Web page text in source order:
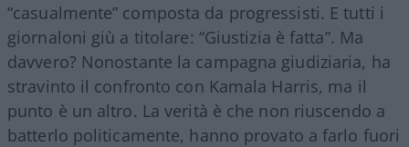
“casualmente” composta da progressisti. E tutti i
giornaloni giù a titolare: “Giustizia è fatta”. Ma
davvero? Nonostante la campagna giudiziaria, ha
stravinto il confronto con Kamala Harris, ma il
punto è un altro. La verità è che non riuscendo a
batterlo politicamente, hanno provato a farlo fuori